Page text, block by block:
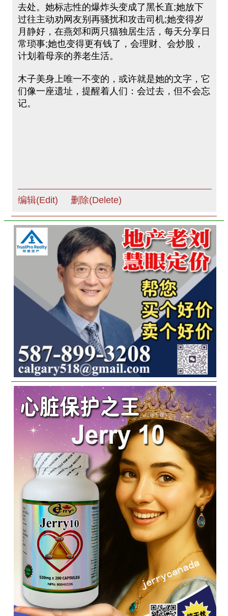
去处。她标志性的爆炸头变成了黑长直;她放下
过往主动劝网友别再骚扰和攻击司机;她变得岁
月静好，在燕郊和两只猫独居生活，每天分享日
常琐事;她也变得更有钱了，会理财、会炒股，
计划着母亲的养老生活。
木子美身上唯一不变的，或许就是她的文字，它
们像一座遗址，提醒着人们：会过去，但不会忘
记。
编辑(Edit) 删除(Delete)